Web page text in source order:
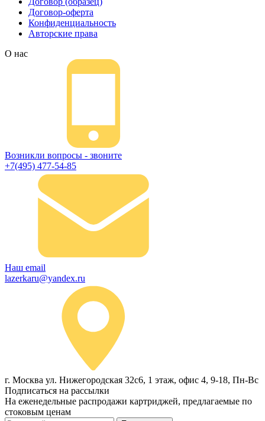
Договор-оферта
Конфиденциальность
Авторские права
О нас
Возникли вопросы - звоните
+7(495) 477-54-85
Наш email
lazerkaru@yandex.ru
г. Москва ул. Нижегородская 32с6, 1 этаж, офис 4, 9-18, Пн-Вс
Подписаться на рассылки
На еженедельные распродажи картриджей, предлагаемые по
стоковым ценам